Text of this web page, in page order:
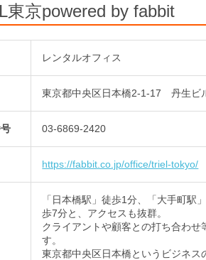
東京powered by fabbit
レンタルオフィス
東京都中央区日本橋2-1-17 丹生ビ
03-6869-2420
https://fabbit.co.jp/office/triel-tokyo/
「日本橋駅」徒歩1分、「大手町駅
歩7分と、アクセスも抜群。
クライアントや顧客との打ち合わせ
す。
東京都中央区日本橋というビジネ